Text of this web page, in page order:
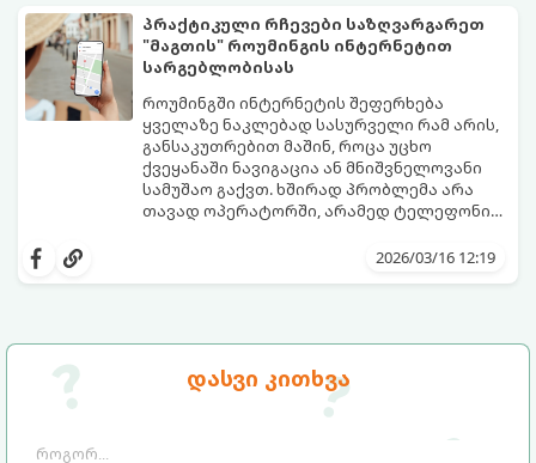
დასვი კითხვა
პრაქტიკული რჩევები საზღვარგარეთ
"მაგთის" როუმინგის ინტერნეტით
სარგებლობისას
როუმინგში ინტერნეტის შეფერხება
ყველაზე ნაკლებად სასურველი რამ არის,
განსაკუთრებით მაშინ, როცა უცხო
ქვეყანაში ნავიგაცია ან მნიშვნელოვანი
სამუშაო გაქვთ. ხშირად პრობლემა არა
თავად ოპერატორში, არამედ ტელეფონის
მიიღოთ როუმინგის ინტერნეტის2026/03/16 12:19